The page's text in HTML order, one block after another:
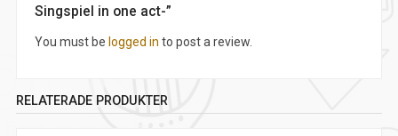
Singspiel in one act-”
You must be logged in to post a review.
RELATERADE PRODUKTER